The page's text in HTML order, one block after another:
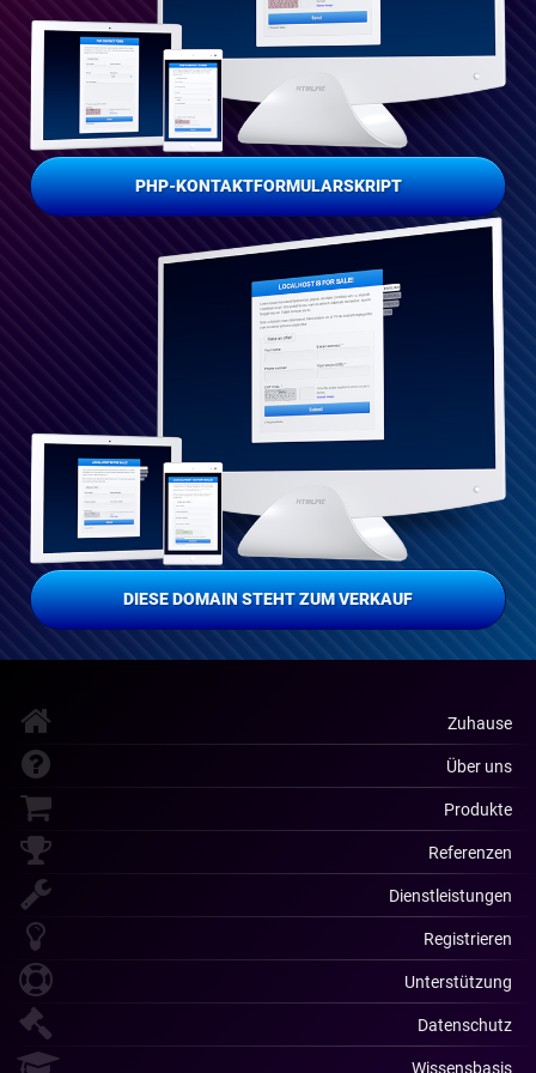
PHP-KONTAKTFORMULARSKRIPT
DIESE DOMAIN STEHT ZUM VERKAUF
Zuhause
Über uns
Produkte
Referenzen
Dienstleistungen
Registrieren
Unterstützung
Datenschutz
Wissensbasis